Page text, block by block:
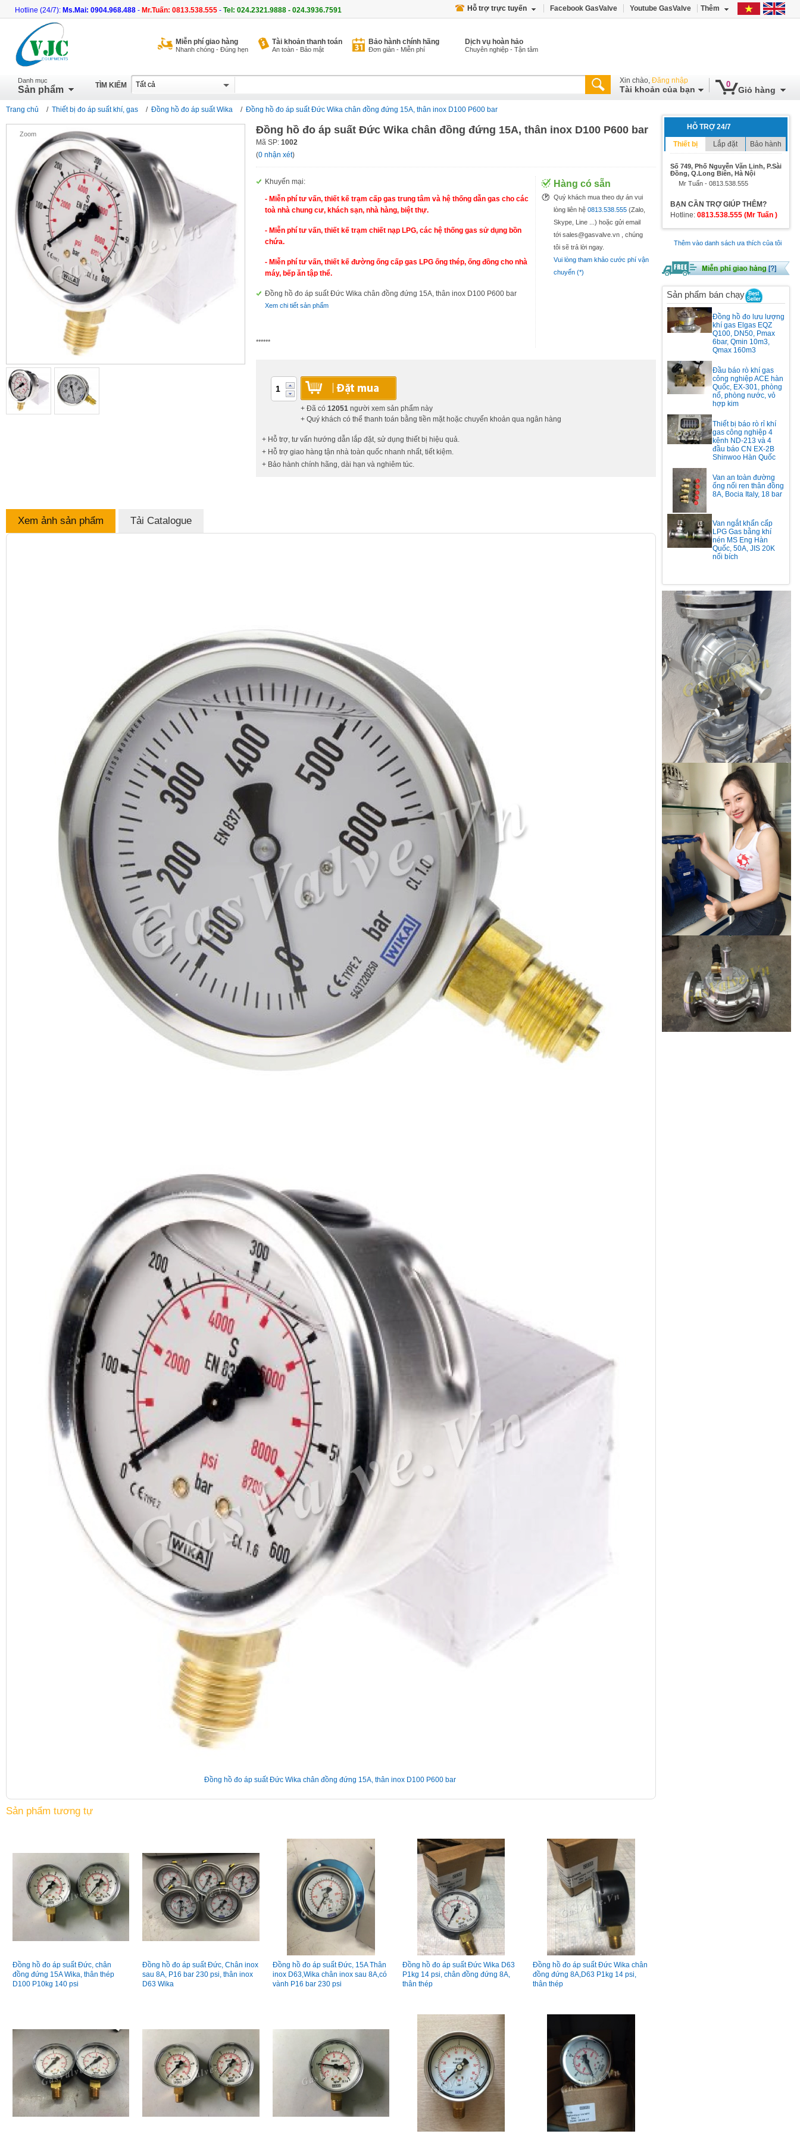
Hotline (24/7): Ms.Mai: 0904.968.488 - Mr.Tuấn: 0813.538.555 - Tel: 024.2321.9888 - 024.3936.7591 Hỗ trợ trực tuyến Facebook GasValve Youtube GasValve Thêm
Miễn phí giao hàng
Nhanh chóng - Đúng hẹn
Tài khoản thanh toán
An toàn - Bảo mật
Bảo hành chính hãng
Đơn giản - Miễn phí
Dịch vụ hoàn hảo
Chuyên nghiệp - Tận tâm
TÌM KIẾM
Danh mục
Sản phẩm
Xin chào, Đăng nhập
Tài khoản của bạn
0
Giỏ hàng
Trang chủ / Thiết bị đo áp suất khí, gas / Đồng hồ đo áp suất Wika / Đồng hồ đo áp suất Đức Wika chân đồng đứng 15A, thân inox D100 P600 bar
Zoom
HỖ TRỢ 24/7
Thiết bị Lắp đặt Bảo hành
Số 749, Phố Nguyễn Văn Linh, P.Sài
Đồng, Q.Long Biên, Hà Nội
Mr Tuấn - 0813.538.555
BẠN CẦN TRỢ GIÚP THÊM?
Hotline: 0813.538.555 (Mr Tuấn )
Thêm vào danh sách ưa thích của tôi
Sản phẩm bán chạy
Đồng hồ đo lưu lượng
khí gas Elgas EQZ
Q100, DN50, Pmax
6bar, Qmin 10m3,
Qmax 160m3
Đầu báo rò khí gas
công nghiệp ACE hàn
Quốc, EX-301, phòng
nổ, phòng nước, vỏ
hợp kim
Thiết bị báo rò rỉ khí
gas công nghiệp 4
kênh ND-213 và 4
đầu báo CN EX-2B
Shinwoo Hàn Quốc
Van an toàn đường
ống nối ren thân đồng
8A, Bocia Italy, 18 bar
Van ngắt khẩn cấp
LPG Gas bằng khí
nén MS Eng Hàn
Quốc, 50A, JIS 20K
nối bích
Đồng hồ đo áp suất Đức Wika chân đồng đứng 15A, thân inox D100 P600 bar
Mã SP: 1002
(0 nhận xét)
Khuyến mại:
- Miễn phí tư vấn, thiết kế trạm cấp gas trung tâm và hệ thống dẫn gas cho các
toà nhà chung cư, khách sạn, nhà hàng, biệt thự.
- Miễn phí tư vấn, thiết kế trạm chiết nạp LPG, các hệ thống gas sử dụng bồn
chứa.
- Miễn phí tư vấn, thiết kế đường ống cấp gas LPG ống thép, ống đồng cho nhà
máy, bếp ăn tập thể.
Đồng hồ đo áp suất Đức Wika chân đồng đứng 15A, thân inox D100 P600 bar
Xem chi tiết sản phẩm
******
Hàng có sẵn
Quý khách mua theo dự án vui
lòng liên hệ 0813.538.555 (Zalo,
Skype, Line ...) hoặc gửi email
tới sales@gasvalve.vn , chúng
tôi sẽ trả lời ngay.
Vui lòng tham khảo cước phí vận
chuyển (*)
+ Đã có 12051 người xem sản phẩm này
+ Quý khách có thể thanh toán bằng tiền mặt hoặc chuyển khoản qua ngân hàng
+ Hỗ trợ, tư vấn hướng dẫn lắp đặt, sử dụng thiết bị hiệu quả.
+ Hỗ trợ giao hàng tận nhà toàn quốc nhanh nhất, tiết kiệm.
+ Bảo hành chính hãng, dài hạn và nghiêm túc.
Xem ảnh sản phẩm Tải Catalogue
Đồng hồ đo áp suất Đức Wika chân đồng đứng 15A, thân inox D100 P600 bar
Sản phẩm tương tự
Đồng hồ đo áp suất Đức, chân
đồng đứng 15A Wika, thân thép
D100 P10kg 140 psi
Đồng hồ đo áp suất Đức, Chân inox
sau 8A, P16 bar 230 psi, thân inox
D63 Wika
Đồng hồ đo áp suất Đức, 15A Thân
inox D63,Wika chân inox sau 8A,có
vành P16 bar 230 psi
Đồng hồ đo áp suất Đức Wika D63
P1kg 14 psi, chân đồng đứng 8A,
thân thép
Đồng hồ đo áp suất Đức Wika chân
đồng đứng 8A,D63 P1kg 14 psi,
thân thép